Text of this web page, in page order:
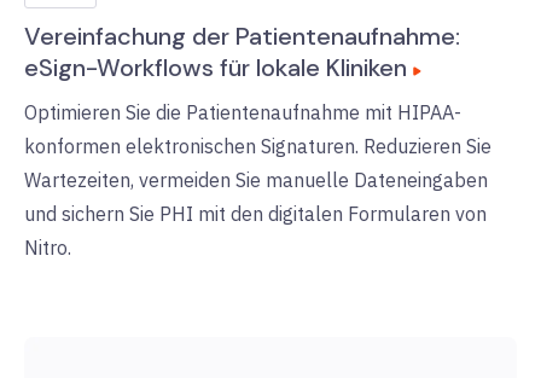
Vereinfachung der Patientenaufnahme:
eSign-Workflows für lokale Kliniken
Optimieren Sie die Patientenaufnahme mit HIPAA-
konformen elektronischen Signaturen. Reduzieren Sie
Wartezeiten, vermeiden Sie manuelle Dateneingaben
und sichern Sie PHI mit den digitalen Formularen von
Nitro.